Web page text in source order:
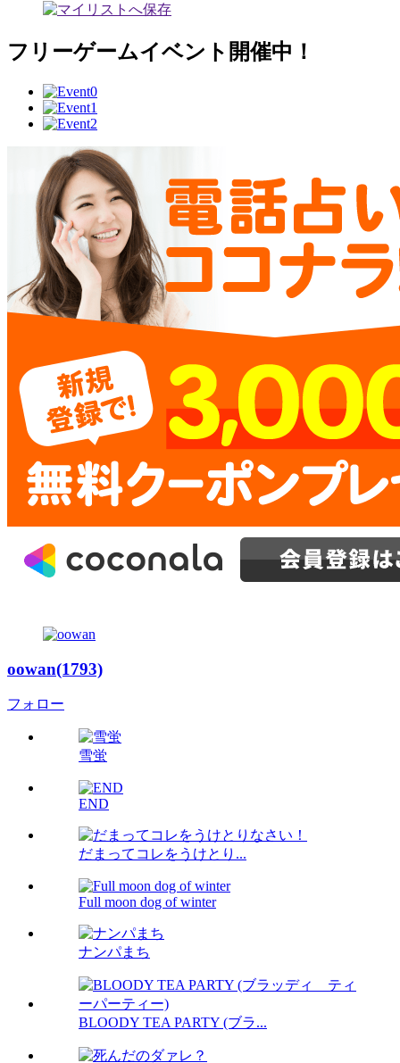
フリーゲームイベント開催中！
oowan(1793)
フォロー
雪蛍
END
だまってコレをうけとり...
Full moon dog of winter
ナンパまち
BLOODY TEA PARTY (ブラ...